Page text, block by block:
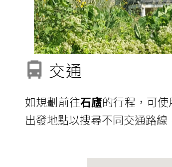
交通
如規劃前往石廬的行程，可
出發地點以搜尋不同交通路